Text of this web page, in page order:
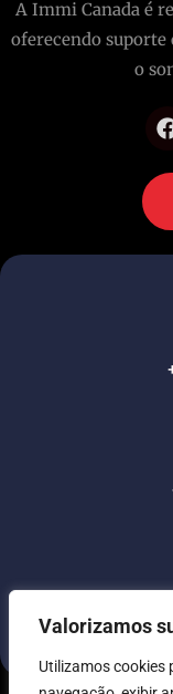
Valorizamos
Utilizamos cookies
A Immi Canada é
oferecendo
o